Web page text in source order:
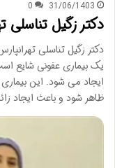
31/06/1403
0
دکتر زگیل تناسلی
دکتر زگیل تناسلی
ایجاد می شود. این
ظاهر شود و باعث ایجاد